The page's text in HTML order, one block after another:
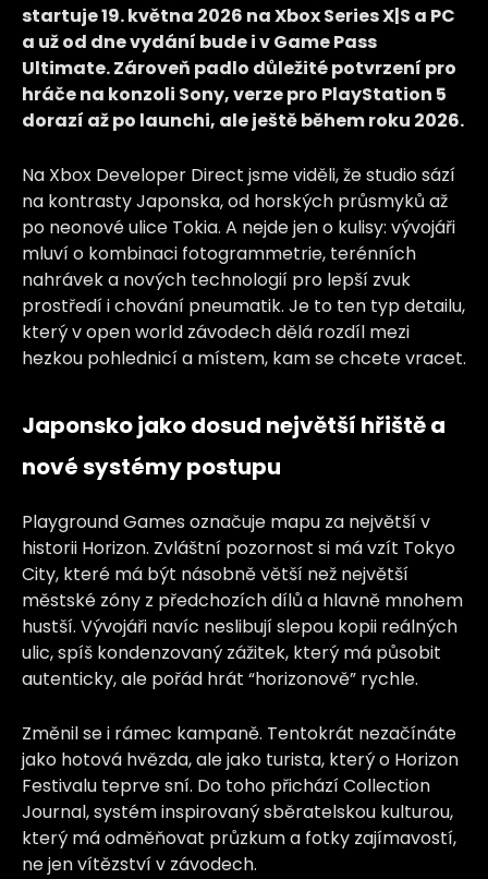
startuje 19. května 2026 na Xbox Series X|S a PC
a už od dne vydání bude i v Game Pass
Ultimate. Zároveň padlo důležité potvrzení pro
hráče na konzoli Sony, verze pro PlayStation 5
dorazí až po launchi, ale ještě během roku 2026.
Na Xbox Developer Direct jsme viděli, že studio sází
na kontrasty Japonska, od horských průsmyků až
po neonové ulice Tokia. A nejde jen o kulisy: vývojáři
mluví o kombinaci fotogrammetrie, terénních
nahrávek a nových technologií pro lepší zvuk
prostředí i chování pneumatik. Je to ten typ detailu,
který v open world závodech dělá rozdíl mezi
hezkou pohlednicí a místem, kam se chcete vracet.
Japonsko jako dosud největší hřiště a
nové systémy postupu
Playground Games označuje mapu za největší v
historii Horizon. Zvláštní pozornost si má vzít Tokyo
City, které má být násobně větší než největší
městské zóny z předchozích dílů a hlavně mnohem
hustší. Vývojáři navíc neslibují slepou kopii reálných
ulic, spíš kondenzovaný zážitek, který má působit
autenticky, ale pořád hrát “horizonově” rychle.
Změnil se i rámec kampaně. Tentokrát nezačínáte
jako hotová hvězda, ale jako turista, který o Horizon
Festivalu teprve sní. Do toho přichází Collection
Journal, systém inspirovaný sběratelskou kulturou,
který má odměňovat průzkum a fotky zajímavostí,
ne jen vítězství v závodech.